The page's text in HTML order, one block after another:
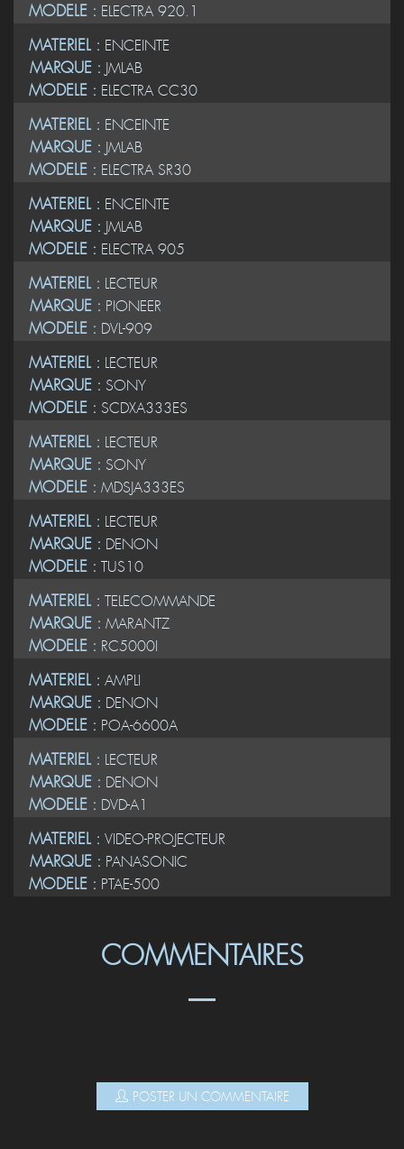
MODELE : ELECTRA 920.1
MATERIEL : ENCEINTE
MARQUE : JMLAB
MODELE : ELECTRA CC30
MATERIEL : ENCEINTE
MARQUE : JMLAB
MODELE : ELECTRA SR30
MATERIEL : ENCEINTE
MARQUE : JMLAB
MODELE : ELECTRA 905
MATERIEL : LECTEUR
MARQUE : PIONEER
MODELE : DVL-909
MATERIEL : LECTEUR
MARQUE : SONY
MODELE : SCDXA333ES
MATERIEL : LECTEUR
MARQUE : SONY
MODELE : MDSJA333ES
MATERIEL : LECTEUR
MARQUE : DENON
MODELE : TUS10
MATERIEL : TELECOMMANDE
MARQUE : MARANTZ
MODELE : RC5000I
MATERIEL : AMPLI
MARQUE : DENON
MODELE : POA-6600A
MATERIEL : LECTEUR
MARQUE : DENON
MODELE : DVD-A1
MATERIEL : VIDEO-PROJECTEUR
MARQUE : PANASONIC
MODELE : PTAE-500
COMMENTAIRES
POSTER UN COMMENTAIRE